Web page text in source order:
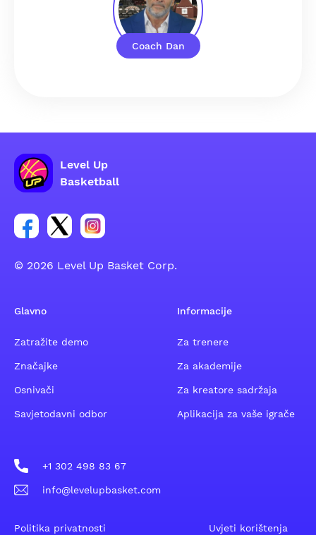
Coach Dan
Level Up
Basketball
Poveznica za Facebook grupu
Poveznica za Twitter grupu
Poveznica za Instagram grupu
© 2026 Level Up Basket Corp.
Glavno
Zatražite demo
Značajke
Osnivači
Savjetodavni odbor
Informacije
Za trenere
Za akademije
Za kreatore sadržaja
Aplikacija za vaše igrače
+1 302 498 83 67
info@levelupbasket.com
Politika privatnosti Uvjeti korištenja